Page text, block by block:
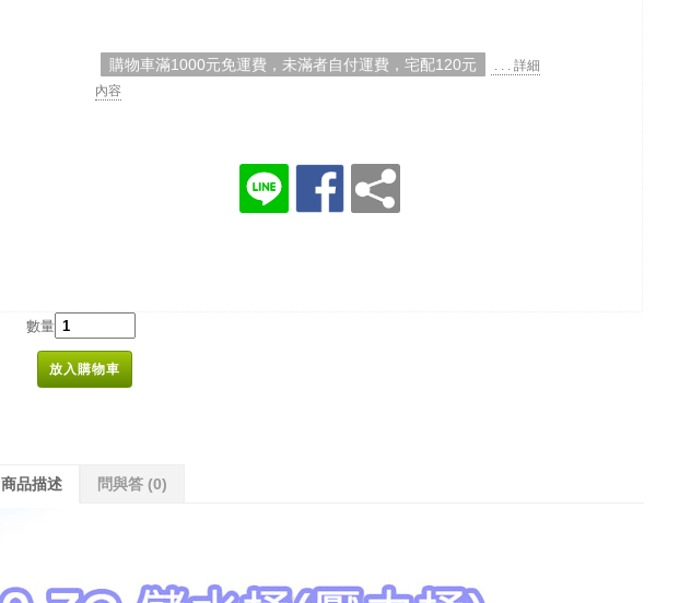
購物車滿1000元免運費，未滿者自付運費，宅配120元
. . . 詳細
內容
數量
放入購物車
商品描述 問與答 (0)